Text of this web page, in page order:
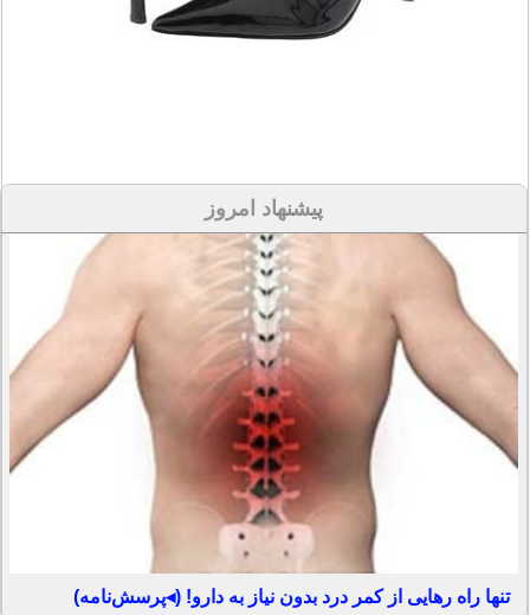
پیشنهاد امروز
تنها راه رهایی از کمر درد بدون نیاز به دارو! (◂پرسش‌نامه)